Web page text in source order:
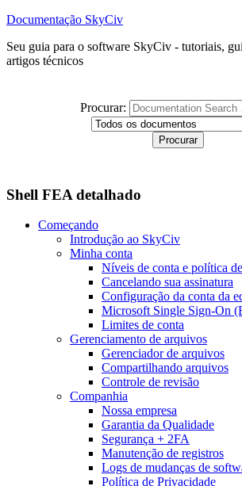
Documentação SkyCiv
Seu guia para o software SkyCiv - tutoriais,
artigos técnicos
Procurar:
Shell FEA detalhado
Começando
Introdução ao SkyCiv
Minha conta
Níveis de conta e política
Cancelando sua assinatura
Configuração da conta da
Microsoft Single Sign-On
Limites de conta
Gerenciamento de arquivos
Gerenciador de arquivos
Compartilhando arquivos
Controle de revisão
Companhia
Nossa empresa
Garantia da Qualidade
Segurança + 2FA
Manutenção de registros
Logs de mudanças de
Política de Privacidade